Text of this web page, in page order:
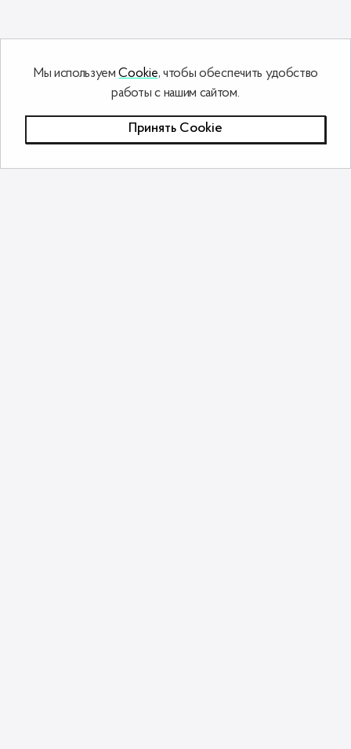
Мы используемCookie, чтобы обеспечить удобство
работы с нашим сайтом.
Принять Сookie